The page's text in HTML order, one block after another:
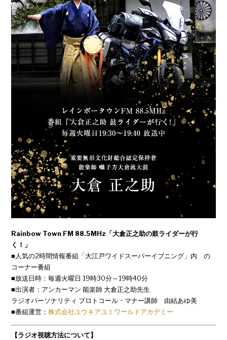
Rainbow Town FM 88.5MHz「大倉正之助の鼓ライダーが行
く！」
■人気の2時間情報番組「大江戸ワイドスーパーイブニング」内 の
コーナー番組
■放送日時：毎週火曜日 19時30分～19時40分
■出演者：アンカーマン 能楽師 大倉正之助先生
ラジオパーソナリティ プロトコール・マナー講師 由結あゆ美
■番組運営：株式会社ユウキアユミワールドアカデミー
【ラジオ視聴方法について】